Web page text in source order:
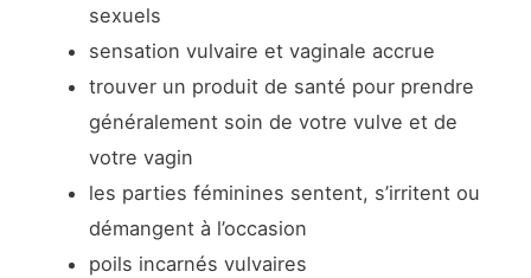
sexuels
sensation vulvaire et vaginale accrue
trouver un produit de santé pour prendre
généralement soin de votre vulve et de
votre vagin
les parties féminines sentent, s’irritent ou
démangent à l’occasion
poils incarnés vulvaires